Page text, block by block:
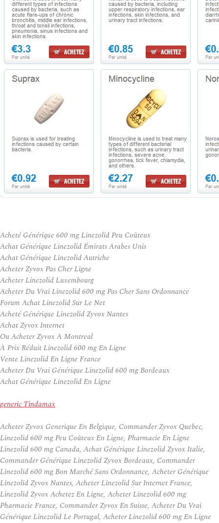
Acheté Générique 600 mg Linezolid Peu Coûteux
Achat Générique Linezolid Émirats Arabes Unis
Achat Générique Linezolid Autriche
Acheter Zyvox Pas Cher Ligne
Acheter Linezolid Luxembourg
Acheter Du Vrai Linezolid 600 mg Pas Cher Sans Ordonnance
Forum Achat Linezolid Sur Le Net
Acheté Générique Linezolid Zyvox Nantes
Achat Zyvox Internet
Ou Acheter Zyvox A Montreal
À Prix Réduit Linezolid 600 mg En Ligne
Vente Linezolid En Ligne France
Acheter Du Vrai Générique Linezolid 600 mg Bordeaux
Achat Générique Linezolid En Ligne
generic Tindamax
Acheter Zyvox Generique En Belgique, Commander Zyvox Quebec,
Linezolid 600 mg Peu Coûteux En Ligne, Pharmacie En Ligne
Linezolid 600 mg Canada, Achat Générique Linezolid Zyvox Italie,
Commander Générique Linezolid Zyvox Bordeaux, Commander
Linezolid 600 mg Bon Marché Sans Ordonnance, Acheter Générique
Linezolid Zyvox Nantes, Acheter Linezolid Sur Internet France,
Linezolid Zyvox Achetez En Ligne, Acheter Linezolid 600 mg
Pharmacie France, Commander Zyvox En Suisse, Acheter Du Vrai
Générique Linezolid Le Portugal, Acheter Linezolid 600 mg En Ligne